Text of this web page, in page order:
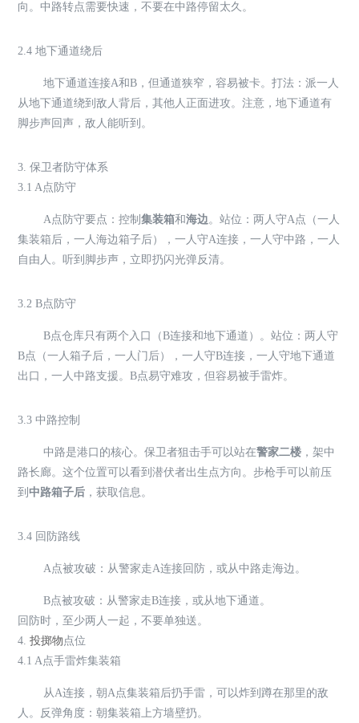
向。中路转点需要快速，不要在中路停留太久。
2.4 地下通道绕后
地下通道连接A和B，但通道狭窄，容易被卡。打法：派一人
从地下通道绕到敌人背后，其他人正面进攻。注意，地下通道有
脚步声回声，敌人能听到。
3. 保卫者防守体系
3.1 A点防守
A点防守要点：控制集装箱和海边。站位：两人守A点（一人
集装箱后，一人海边箱子后），一人守A连接，一人守中路，一人
自由人。听到脚步声，立即扔闪光弹反清。
3.2 B点防守
B点仓库只有两个入口（B连接和地下通道）。站位：两人守
B点（一人箱子后，一人门后），一人守B连接，一人守地下通道
出口，一人中路支援。B点易守难攻，但容易被手雷炸。
3.3 中路控制
中路是港口的核心。保卫者狙击手可以站在警家二楼 ，架中
路长廊。这个位置可以看到潜伏者出生点方向。步枪手可以前压
到中路箱子后 ，获取信息。
3.4 回防路线
A点被攻破：从警家走A连接回防，或从中路走海边。
B点被攻破：从警家走B连接，或从地下通道。
回防时，至少两人一起，不要单独送。
4.投掷物 点位
4.1 A点手雷炸集装箱
从A连接，朝A点集装箱后扔手雷，可以炸到蹲在那里的敌
人。反弹角度：朝集装箱上方墙壁扔。